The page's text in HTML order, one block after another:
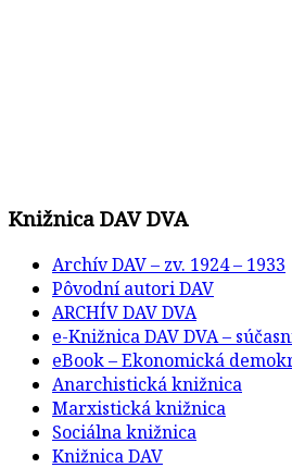
Knižnica DAV DVA
Archív DAV – zv. 1924 – 1933
Pôvodní autori DAV
ARCHÍV DAV DVA
e-Knižnica DAV DVA –
eBook – Ekonomická
Anarchistická knižnica
Marxistická knižnica
Sociálna knižnica
Knižnica DAV